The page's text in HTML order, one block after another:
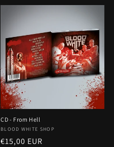
CD - From Hell
Anbieter:
BLOOD WHITE SHOP
Normaler
€15,00 EUR